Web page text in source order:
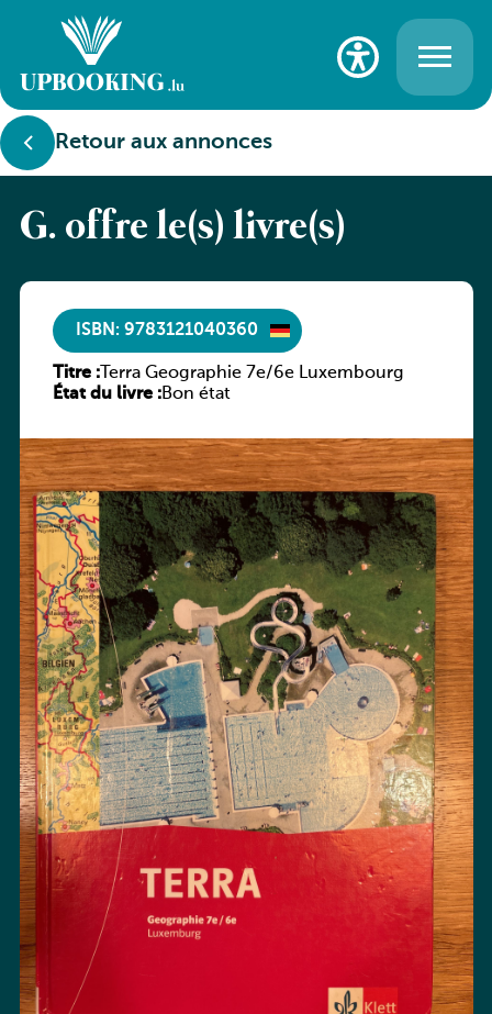
Retour aux annonces
G. offre le(s) livre(s)
ISBN: 9783121040360
Titre :Terra Geographie 7e/6e Luxembourg
État du livre :Bon état